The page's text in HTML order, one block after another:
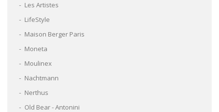
Les Artistes
LifeStyle
Maison Berger Paris
Moneta
Moulinex
Nachtmann
Nerthus
Old Bear - Antonini